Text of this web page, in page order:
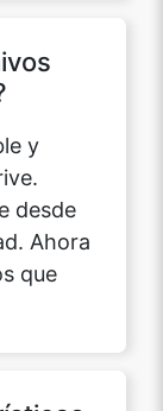
Ahora
que